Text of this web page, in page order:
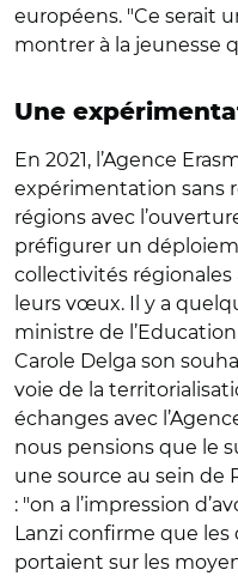
européens. "Ce serait
montrer à la jeunesse
Une
En 2021, l’Agence
expérimentation sans
régions avec
préfigurer un
collectivités
leurs vœux. Il y a
ministre de
Carole Delga son
voie de la
échanges avec
nous pensions que le
une source au sein de
: "on a l’impression
Lanzi confirme que
portaient sur les